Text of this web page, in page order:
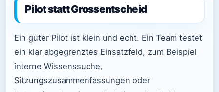
Pilot statt Grossentscheid
Ein guter Pilot ist klein und echt. Ein Team testet
ein klar abgegrenztes Einsatzfeld, zum Beispiel
interne Wissenssuche,
Sitzungszusammenfassungen oder